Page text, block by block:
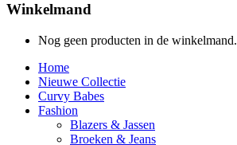
Winkelmand
Nog geen producten in de winkelmand.
Home
Nieuwe Collectie
Curvy Babes
Fashion
Blazers & Jassen
Broeken & Jeans